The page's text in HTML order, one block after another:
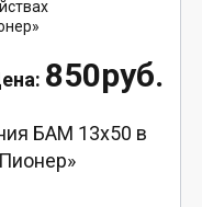
850руб.
БАМ 13x50 в